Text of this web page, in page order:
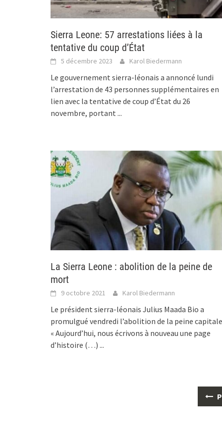
Sierra Leone: 57 arrestations liées à la
tentative du coup d’État
5 décembre 2023 Karol Biedermann
Le gouvernement sierra-léonais a annoncé lundi
l’arrestation de 43 personnes supplémentaires en
lien avec la tentative de coup d’État du 26
novembre, portant ...
La Sierra Leone : abolition de la peine de
mort
9 octobre 2021 Karol Biedermann
Le président sierra-léonais Julius Maada Bio a
promulgué vendredi l’abolition de la peine
« Aujourd’hui, nous écrivons à nouveau une page
d’histoire (…) ...